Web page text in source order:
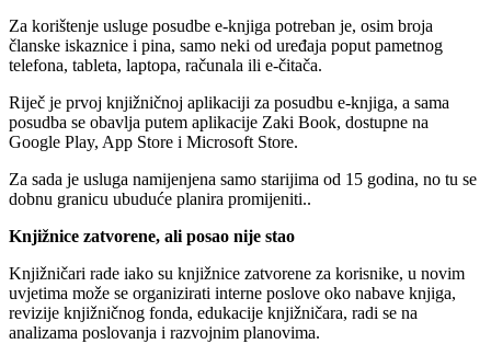
Za korištenje usluge posudbe e-knjiga potreban je, osim broja
članske iskaznice i pina, samo neki od uređaja poput pametnog
telefona, tableta, laptopa, računala ili e-čitača.
Riječ je prvoj knjižničnoj aplikaciji za posudbu e-knjiga, a sama
posudba se obavlja putem aplikacije Zaki Book, dostupne na
Google Play, App Store i Microsoft Store.
Za sada je usluga namijenjena samo starijima od 15 godina, no tu se
dobnu granicu ubuduće planira promijeniti..
Knjižnice zatvorene, ali posao nije stao
Knjižničari rade iako su knjižnice zatvorene za korisnike, u novim
uvjetima može se organizirati interne poslove oko nabave knjiga,
revizije knjižničnog fonda, edukacije knjižničara, radi se na
analizama poslovanja i razvojnim planovima.